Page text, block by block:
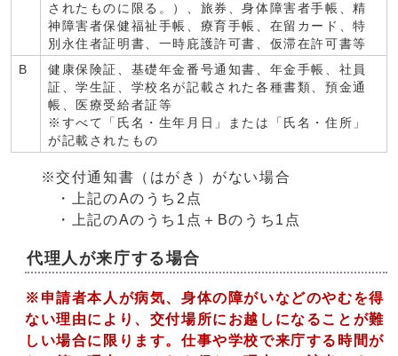
されたものに限る。）、旅券、身体障害者手帳、精
神障害者保健福祉手帳、療育手帳、在留カード、特
別永住者証明書、一時庇護許可書、仮滞在許可書等
B
健康保険証、基礎年金番号通知書、年金手帳、社員
証、学生証、学校名が記載された各種書類、預金通
帳、医療受給者証等
※すべて「氏名・生年月日」または「氏名・住所」
が記載されたもの
※交付通知書（はがき）がない場合
・上記のAのうち2点
・上記のAのうち1点＋Bのうち1点
代理人が来庁する場合
※申請者本人が病気、身体の障がいなどのやむを得
ない理由により、交付場所にお越しになることが難
しい場合に限ります。仕事や学校で来庁する時間が